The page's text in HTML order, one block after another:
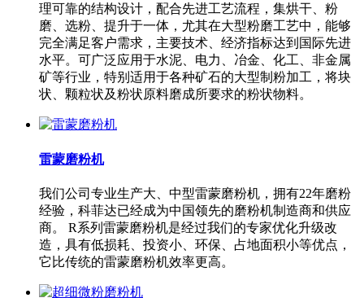
理可靠的结构设计，配合先进工艺流程，集烘干、粉
磨、选粉、提升于一体，尤其在大型粉磨工艺中，能够
完全满足客户需求，主要技术、经济指标达到国际先进
水平。可广泛应用于水泥、电力、冶金、化工、非金属
矿等行业，特别适用于各种矿石的大型制粉加工，将块
状、颗粒状及粉状原料磨成所要求的粉状物料。
雷蒙磨粉机
我们公司专业生产大、中型雷蒙磨粉机，拥有22年磨粉
经验，科菲达已经成为中国领先的磨粉机制造商和供应
商。 R系列雷蒙磨粉机是经过我们的专家优化升级改
造，具有低损耗、投资小、环保、占地面积小等优点，
它比传统的雷蒙磨粉机效率更高。